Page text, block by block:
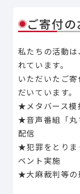
ご寄付の
私たちの活動
れています。
いただいたご
だいています。
★メタバース模
★音声番組「丸
配信
★犯罪をとりま
ベント実施
★大麻裁判等の